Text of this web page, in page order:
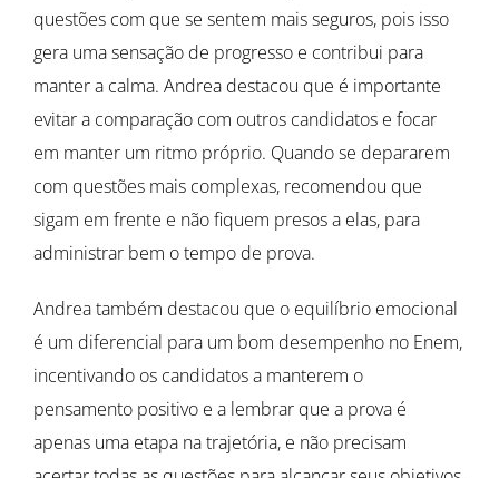
questões com que se sentem mais seguros, pois isso
gera uma sensação de progresso e contribui para
manter a calma. Andrea destacou que é importante
evitar a comparação com outros candidatos e focar
em manter um ritmo próprio. Quando se depararem
com questões mais complexas, recomendou que
sigam em frente e não fiquem presos a elas, para
administrar bem o tempo de prova.
Andrea também destacou que o equilíbrio emocional
é um diferencial para um bom desempenho no Enem,
incentivando os candidatos a manterem o
pensamento positivo e a lembrar que a prova é
apenas uma etapa na trajetória, e não precisam